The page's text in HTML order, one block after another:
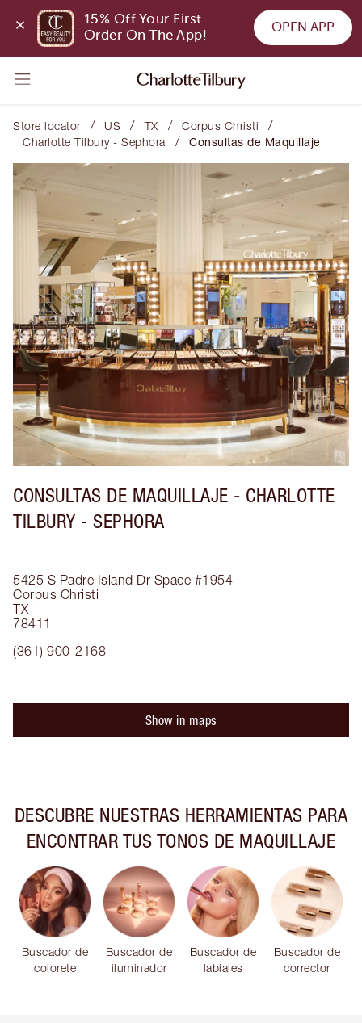
15% Off Your First
Order On The App!
OPEN APP
Store locator / US / TX / Corpus Christi /
Charlotte Tilbury - Sephora / Consultas de Maquillaje
CONSULTAS DE MAQUILLAJE - CHARLOTTE
TILBURY - SEPHORA
5425 S Padre Island Dr Space #1954
Corpus Christi
TX
78411
(361) 900-2168
Show in maps
DESCUBRE NUESTRAS HERRAMIENTAS PARA
ENCONTRAR TUS TONOS DE MAQUILLAJE
Buscador de
colorete
Buscador de
iluminador
Buscador de
labiales
Buscador de
corrector